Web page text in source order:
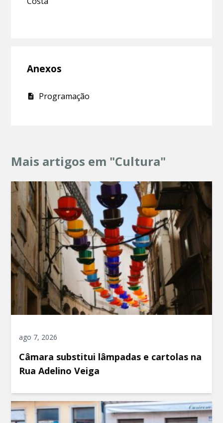
Anexos
Programação
Mais artigos em "Cultura"
ago 7, 2026
Câmara substitui lâmpadas e cartolas na
Rua Adelino Veiga